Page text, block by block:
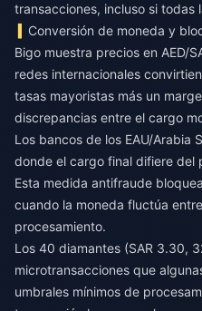
transacciones, incluso si todas
Conversión de moneda y
Bigo muestra precios en AED/
redes internacionales
tasas mayoristas más un
discrepancias entre el cargo
Los bancos de los EAU/Arabia
donde el cargo final difiere del
Esta medida antifraude
cuando la moneda fluctúa
procesamiento.
Los 40 diamantes (SAR 3.30,
microtransacciones que
umbrales mínimos de